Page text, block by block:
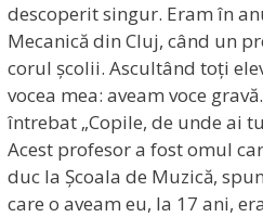
descoperit singur. Eram în
Mecanică din Cluj, când un
corul școlii. Ascultând toți
vocea mea: aveam voce
întrebat „Copile, de unde ai
Acest profesor a fost omul
duc la Școala de Muzică,
care o aveam eu, la 17 ani,